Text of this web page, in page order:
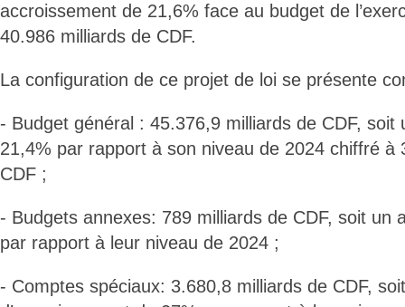
accroissement de 21,6% face au budget de
40.986 milliards de CDF.
La configuration de ce projet de loi se présente
- Budget général : 45.376,9 milliards de CDF, soit
21,4% par rapport à son niveau de 2024 chiffré à
CDF ;
- Budgets annexes: 789 milliards de CDF, soit un
par rapport à leur niveau de 2024 ;
- Comptes spéciaux: 3.680,8 milliards de CDF,